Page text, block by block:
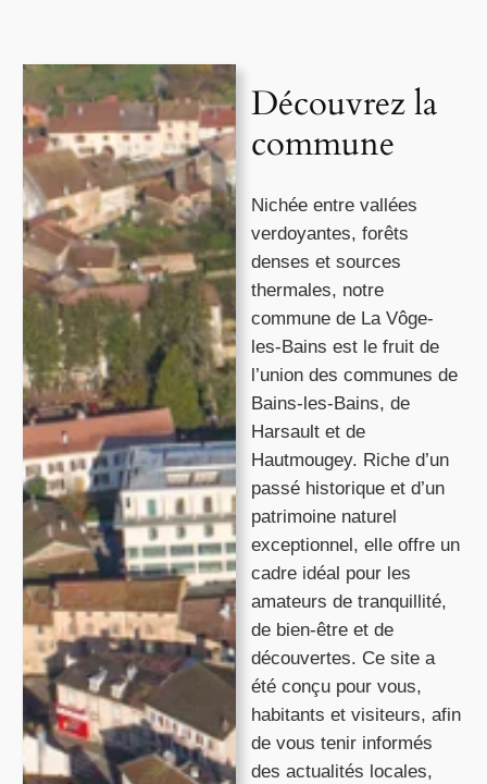
Découvrez la
commune
Nichée entre vallées
verdoyantes, forêts
denses et sources
thermales, notre
commune de La Vôge-
les-Bains est le fruit de
l’union des communes de
Bains-les-Bains, de
Harsault et de
Hautmougey. Riche d’un
passé historique et d’un
patrimoine naturel
exceptionnel, elle offre un
cadre idéal pour les
amateurs de tranquillité,
de bien-être et de
découvertes. Ce site a
été conçu pour vous,
habitants et visiteurs, afin
de vous tenir informés
des actualités locales,